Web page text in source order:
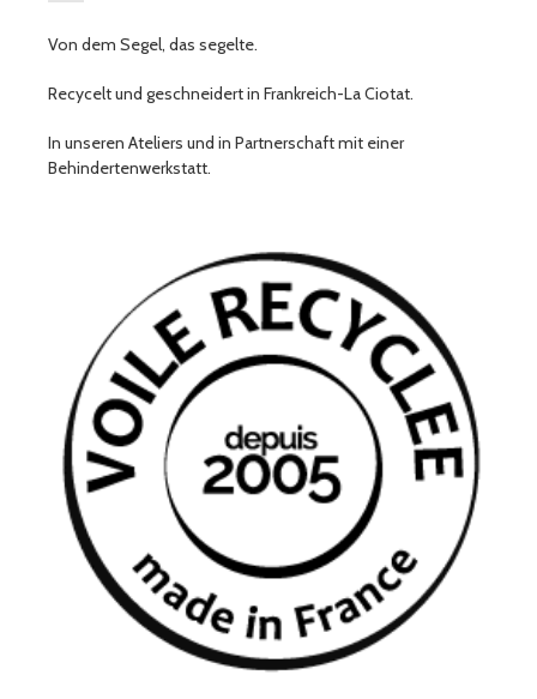
Von dem Segel, das segelte.
Recycelt und geschneidert in Frankreich-La Ciotat.
In unseren Ateliers und in Partnerschaft mit einer
Behindertenwerkstatt.